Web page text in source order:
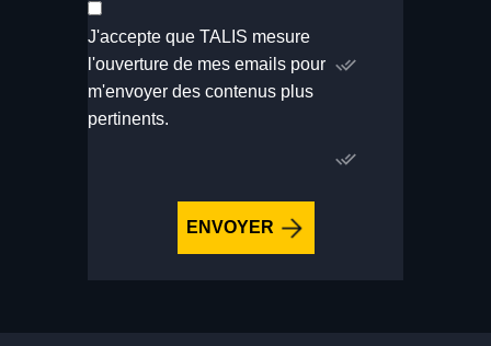
PIXEL
DE
SUIVI
J'accepte que TALIS mesure
l'ouverture de mes emails pour
m'envoyer des contenus plus
pertinents.